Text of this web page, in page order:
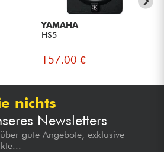
YAMAHA
HS5
157.00 €
nichts
Newsletters
gute Angebote, exklusive